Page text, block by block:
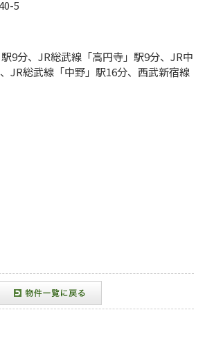
5
9分、JR総武線「高円寺」駅9分、JR中
JR総武線「中野」駅16分、西武新宿線